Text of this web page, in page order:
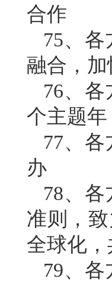
合作
75、
融合，
76、
个主题
77、
办
78、
准则，
全球化
79、